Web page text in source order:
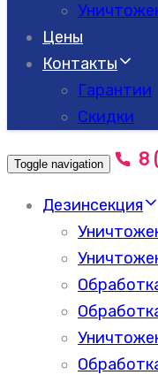
Цены
Контакты
Гарантии
Скидки
Toggle navigation 8
Дезинсекция